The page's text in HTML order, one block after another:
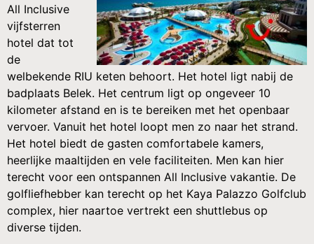
All Inclusive
vijfsterren
hotel dat tot
de
welbekende RIU keten behoort. Het hotel ligt nabij de
badplaats Belek. Het centrum ligt op ongeveer 10
kilometer afstand en is te bereiken met het openbaar
vervoer. Vanuit het hotel loopt men zo naar het strand.
Het hotel biedt de gasten comfortabele kamers,
heerlijke maaltijden en vele faciliteiten. Men kan hier
terecht voor een ontspannen All Inclusive vakantie. De
golfliefhebber kan terecht op het Kaya Palazzo Golfclub
complex, hier naartoe vertrekt een shuttlebus op
diverse tijden.